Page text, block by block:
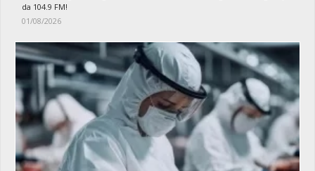
da 104.9 FM!
01/08/2026